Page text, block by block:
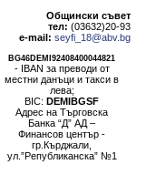
Общински съвет
тел: (03632)20-93
e-mail: seyfi_18@abv.bg
BG46DEMI92408400044821
- IBAN за преводи от
местни данъци и такси в
лева;
BIC: DEMIBGSF
Адрес на Търговска
Банка “Д” АД –
Финансов център -
гр.Кърджали,
ул.”Републиканска” №1